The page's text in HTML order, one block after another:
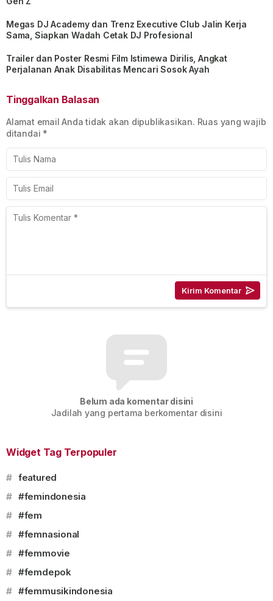
Megas DJ Academy dan Trenz Executive Club Jalin Kerja
Sama, Siapkan Wadah Cetak DJ Profesional
Trailer dan Poster Resmi Film Istimewa Dirilis, Angkat
Perjalanan Anak Disabilitas Mencari Sosok Ayah
Tinggalkan Balasan
Alamat email Anda tidak akan dipublikasikan. Ruas yang wajib
ditandai *
Belum ada komentar disini
Jadilah yang pertama berkomentar disini
Widget Tag Terpopuler
# featured
# #femindonesia
# #fem
# #femnasional
# #femmovie
# #femdepok
# #femmusikindonesia